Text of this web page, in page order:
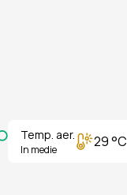
Temp. aer.
In medie 29 °C